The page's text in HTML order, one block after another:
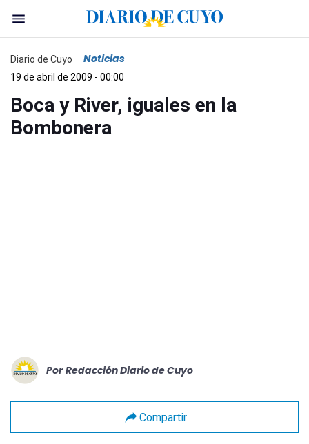
Diario de Cuyo Noticias
19 de abril de 2009 - 00:00
Boca y River, iguales en la
Bombonera
Por Redacción Diario de Cuyo
Compartir